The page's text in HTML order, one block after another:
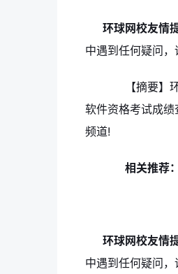
环球网校友情
中遇到任何疑问
【摘要】环
软件资格考试成
频道!
相关推荐：
环球网校友情提
中遇到任何疑问